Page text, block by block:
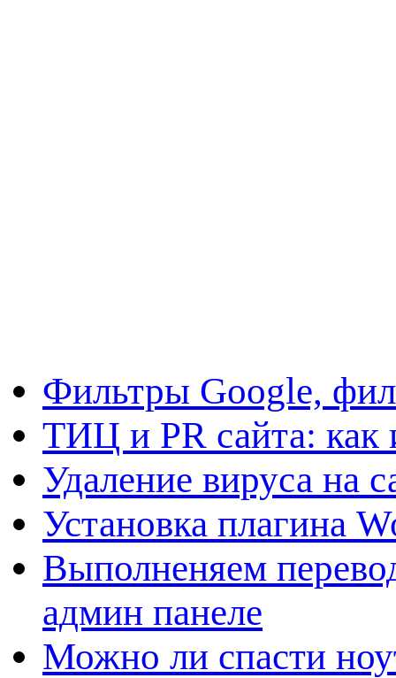
Фильтры Google,
ТИЦ и PR сайта: как
Удаление вируса на
Установка плагина
Выполненяем
админ панеле
Можно ли спасти